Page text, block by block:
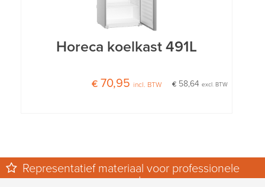
Horeca koelkast 491L
€ 58,64excl. BTW
€ 70,95 incl. BTW
Representatief materiaal voor professionele
events.